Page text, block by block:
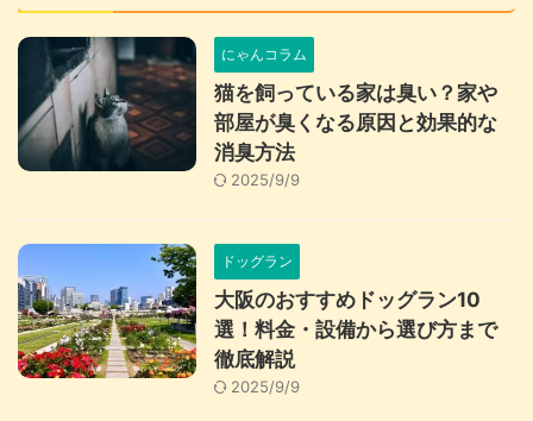
にゃんコラム
猫を飼っている家は臭い？家や
部屋が臭くなる原因と効果的な
消臭方法
2025/9/9
ドッグラン
大阪のおすすめドッグラン10
選！料金・設備から選び方まで
徹底解説
2025/9/9